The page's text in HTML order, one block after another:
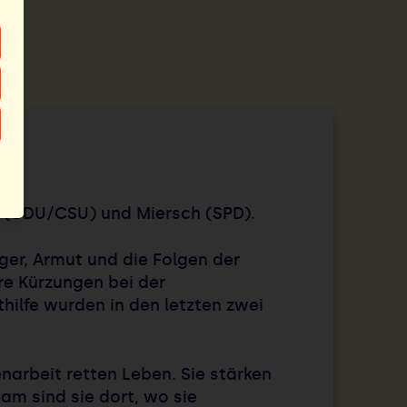
CSU) und Miersch (SPD).
Armut und die Folgen der
Kürzungen bei der
wurden in den letzten zwei
retten Leben. Sie stärken
sind sie dort, wo sie